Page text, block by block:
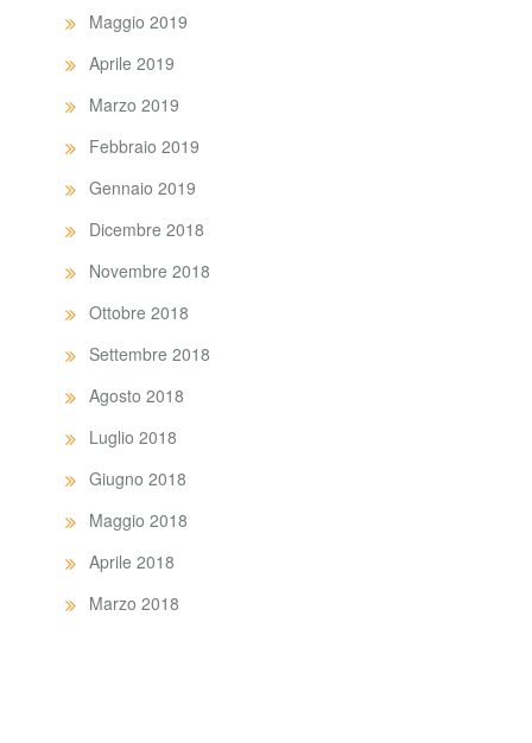
Maggio 2019
Aprile 2019
Marzo 2019
Febbraio 2019
Gennaio 2019
Dicembre 2018
Novembre 2018
Ottobre 2018
Settembre 2018
Agosto 2018
Luglio 2018
Giugno 2018
Maggio 2018
Aprile 2018
Marzo 2018